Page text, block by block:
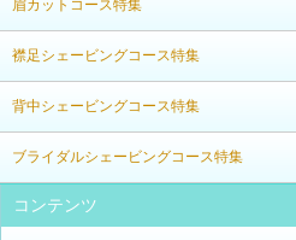
眉カットコース特集
襟足シェービングコース特集
背中シェービングコース特集
ブライダルシェービングコース特集
コンテンツ